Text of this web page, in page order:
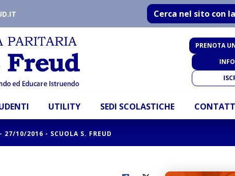
Cerca nel sito con
PRENOTA
UTILITY SEDI SCOLASTICHE
27/10/2016 - SCUOLA S. FREUD